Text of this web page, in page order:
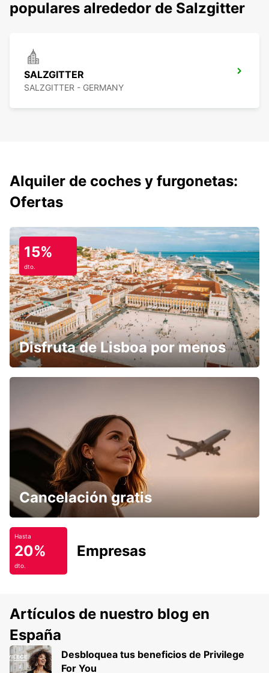
populares alrededor de Salzgitter
SALZGITTER
SALZGITTER - GERMANY
Alquiler de coches y furgonetas:
Ofertas
15%
dto.
Disfruta de Lisboa por menos
Cancelación gratis
Hasta
20%
dto.
Empresas
Artículos de nuestro blog en
España
Desbloquea tus beneficios de Privilege
For You